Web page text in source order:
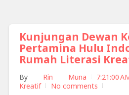
Kunjungan Dewan
Pertamina Hulu
Rumah Literasi
By Rin Muna 7:21:00
Kreatif
No comments